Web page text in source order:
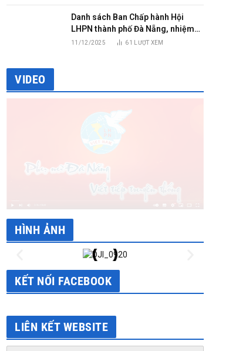
Danh sách Ban Chấp hành Hội
LHPN thành phố Đà Nẵng, nhiệm
kỳ 2025 – 2030
11/12/2025 61 LƯỢT XEM
VIDEO
HÌNH ẢNH
KẾT NỐI FACEBOOK
LIÊN KẾT WEBSITE